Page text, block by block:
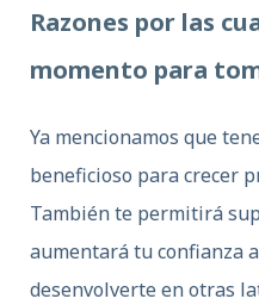
Razones por las
momento para
Ya mencionamos que
beneficioso para crecer
También te permitirá
aumentará tu confianza
desenvolverte en otras